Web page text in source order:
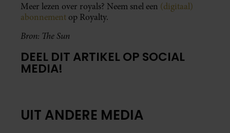
Meer lezen over royals? Neem snel een (digitaal)
abonnement op Royalty.
Bron: The Sun
DEEL DIT ARTIKEL OP SOCIAL
MEDIA!
UIT ANDERE MEDIA